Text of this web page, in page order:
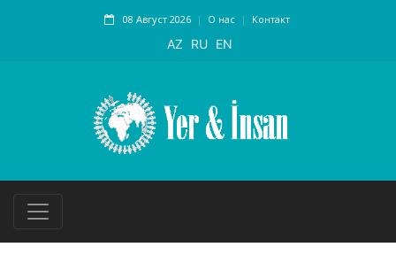
08 Август 2026 О нас Контакт
AZ RU EN